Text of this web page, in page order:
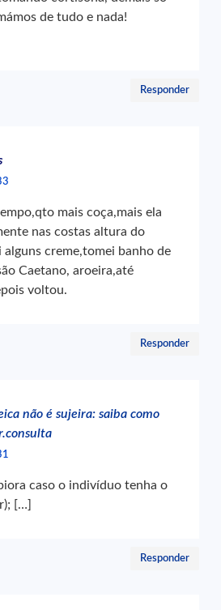
de tudo e nada!
Responder
mais coça,mais ela
nas costas altura do
alguns creme,tomei banho de
Caetano, aroeira,até
voltou.
Responder
não é sujeira: saiba como
caso o indivíduo tenha o
[…]
Responder